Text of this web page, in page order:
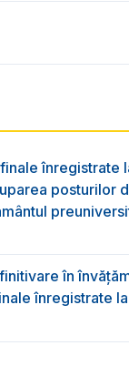
înregistrate
posturilor
în
înregistrate